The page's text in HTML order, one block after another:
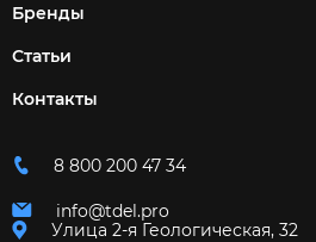
Бренды
Статьи
Контакты
8 800 200 47 34
info@tdel.pro
Улица 2-я Геологическая, 32